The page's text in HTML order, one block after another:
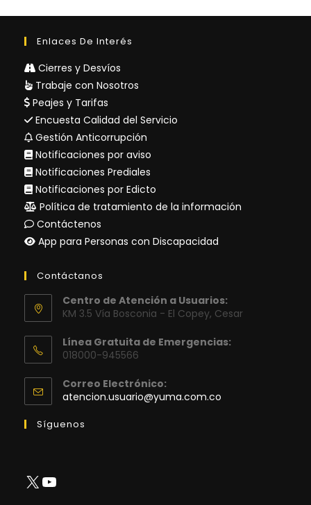
Enlaces De Interés
Cierres y Desvíos
Trabaje con Nosotros
Peajes y Tarifas
Encuesta Calidad del Servicio
Gestión Anticorrupción
Notificaciones por aviso
Notificaciones Prediales
Notificaciones por Edicto
Política de tratamiento de la información
Contáctenos
App para Personas con Discapacidad
Contáctanos
Centro de Atención a Usuarios:
KM 3.5 Vía Bosconia - El Copey, Cesar
Línea Gratuita de Emergencias:
018000-945566
Correo Electrónico:
atencion.usuario@yuma.com.co
Síguenos
X YouTube